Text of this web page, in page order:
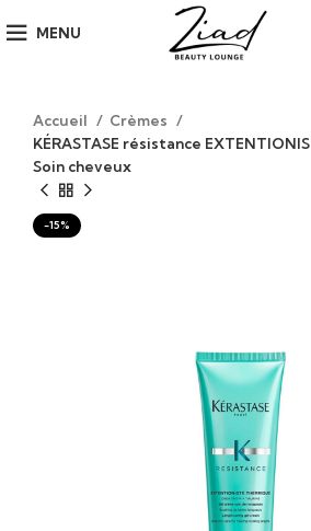
MENU
Accueil
Crèmes
KÉRASTASE résistance
Soin cheveux
-15%